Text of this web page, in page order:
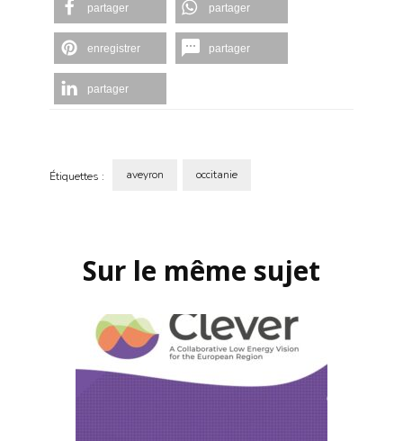
partager partager
enregistrer partager
partager
Étiquettes : aveyron occitanie
Sur le même sujet